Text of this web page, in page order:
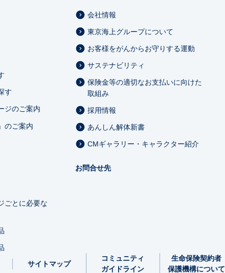
す
ジのご案内
のご案内
ごとに必要な
会社情報
東京海上グループについて
お客様をがんからお守りする運動
サステナビリティ
保険金等の適切なお支払いに向けた
取組み
採用情報
あんしん解体新書
CMギャラリー・キャラクター紹介
お問合せ先
サイトマップ
コミュニティ
ガイドライン
生命保険契約者
保護機構について